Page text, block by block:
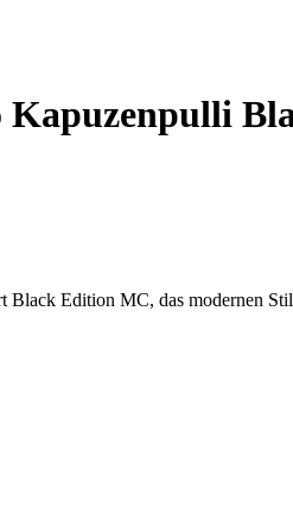
Kapuzenpulli
Edition MC, das modernen